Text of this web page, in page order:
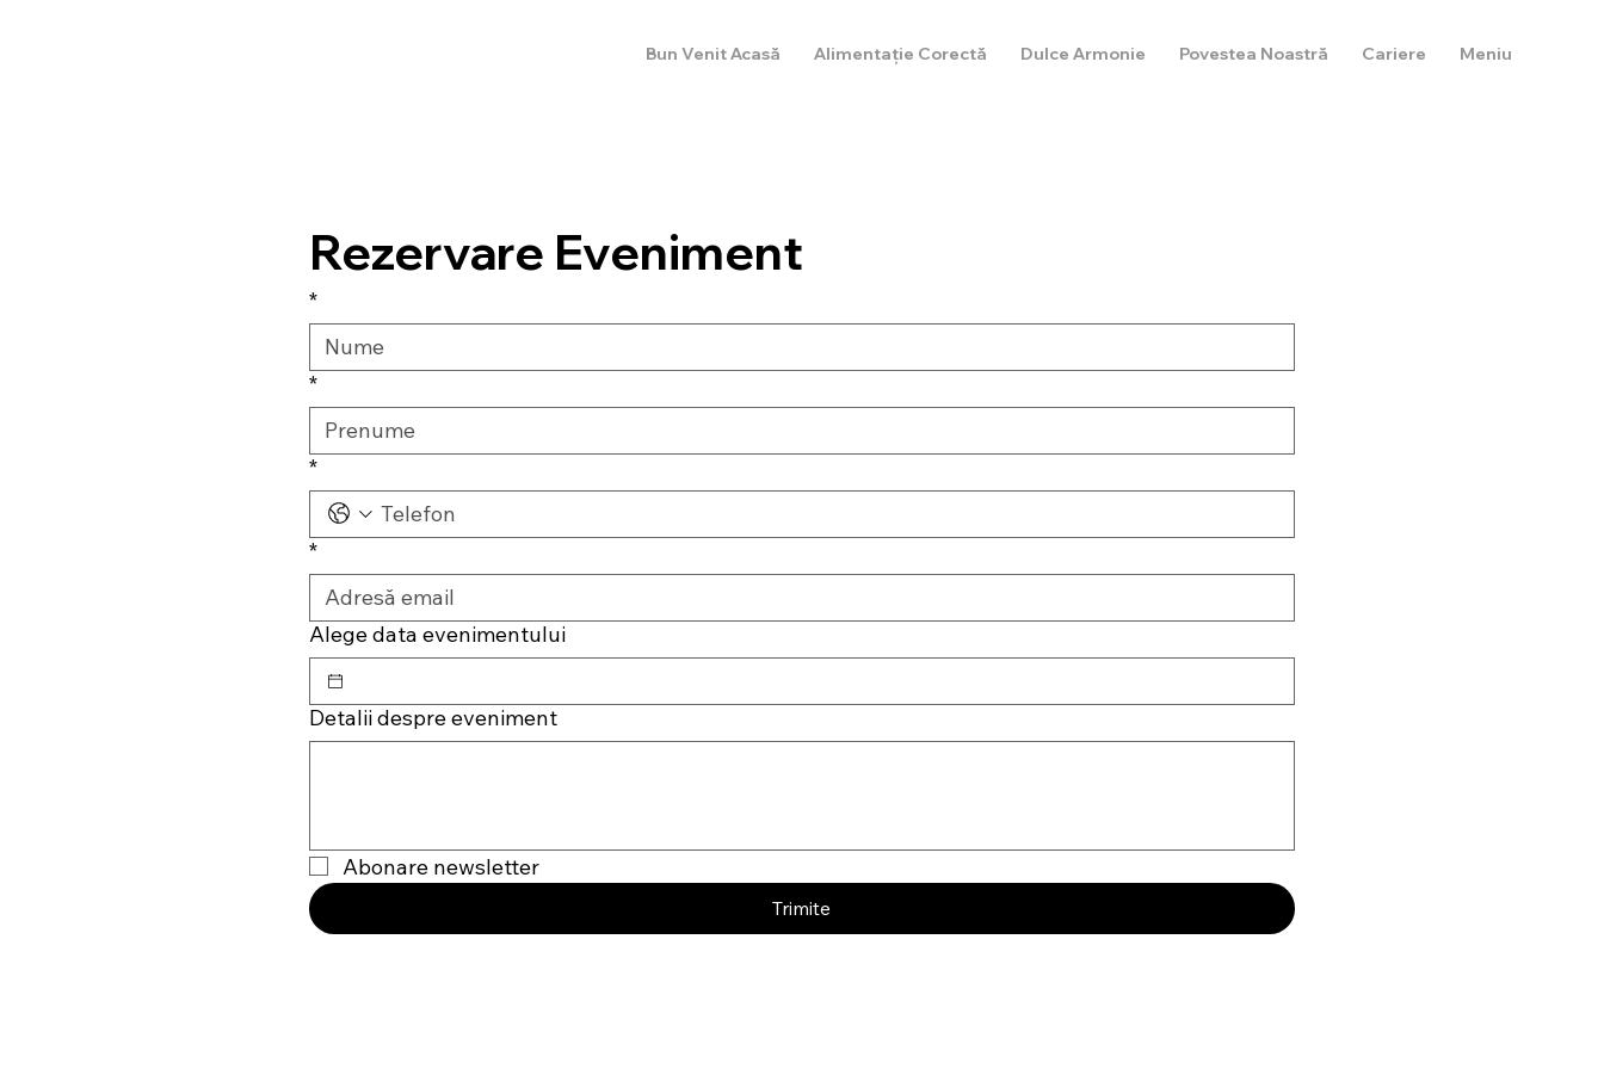
Bun Venit Acasă Alimentație Corectă Dulce Armonie Povestea Noastră Cariere Meniu
Rezervare Eveniment
*
*
*
*
Alege data evenimentului
Detalii despre eveniment
Abonare newsletter
Trimite